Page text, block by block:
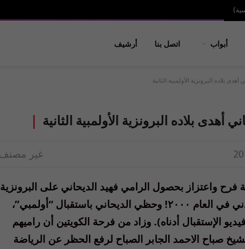
)
أبواب اتصل بنا أرشيف
بلاده البرونزية الأولمبية الثانية
بلاده البرونزية الأولمبية الثانية
غير
واعتزاز بحصول الرامي فهيد الديحاني على البرونزية
في ألعاب لندن الأولمبية بعد برونزية سيدني في العام ٢٠٠٠! وحظي الديحاني باستقبال “أولمبي”،
الإستقبال أدناه). وزاد من فرحة الكويتين أن راميهم
صباح الاحمد الجابر الصباح لرفع الحظر عن الرياضة